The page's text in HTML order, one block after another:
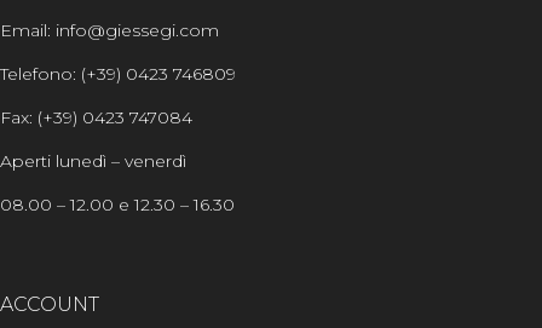
Email: info@giessegi.com
Telefono: (+39) 0423 746809
Fax: (+39) 0423 747084
Aperti lunedì – venerdì
08.00 – 12.00 e 12.30 – 16.30
ACCOUNT